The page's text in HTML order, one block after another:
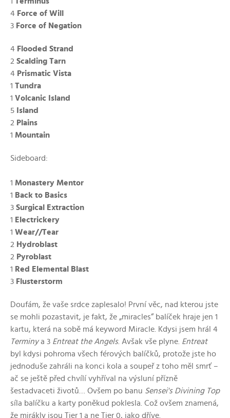
4 Force of Will
3 Force of Negation
4 Flooded Strand
2 Scalding Tarn
4 Prismatic Vista
1 Tundra
1 Volcanic Island
5
Island
2 Plains
1 Mountain
Sideboard:
1 Monastery Mentor
1 Back to Basics
3 Surgical Extraction
1 Electrickery
1 Wear//Tear
2 Hydroblast
2 Pyroblast
1 Red Elemental Blast
3 Flusterstorm
Doufám, že vaše srdce zaplesalo! První věc, nad kterou jste
se mohli pozastavit, je fakt, že „miracles“ balíček hraje jen 1
kartu, která na sobě má keyword Miracle. Kdysi jsem hrál 4
Terminya 3 Entreat the Angels. Avšak vše plyne. Entreat
byl kdysi pohroma všech férových balíčků, protože jste ho
jednoduše zahráli na konci kola a soupeř z toho měl smrť –
ač se ještě před chvílí vyhříval na výsluní přízně
šestadvaceti životů… Ovšem po banu Sensei's Divining Top
síla balíčku a karty poněkud poklesla. Což ovšem znamená,
že mirákly jsou Tier 1 a ne Tier 0, jako dříve.